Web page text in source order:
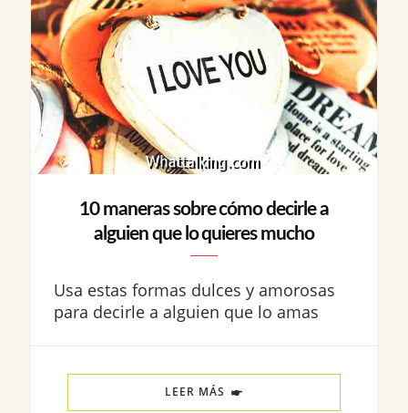
10 maneras sobre cómo decirle a
alguien que lo quieres mucho
Usa estas formas dulces y amorosas
para decirle a alguien que lo amas
LEER MÁS